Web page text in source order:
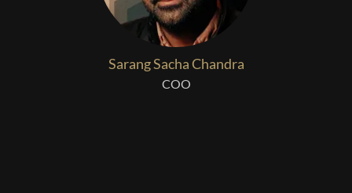
Sarang Sacha Chandra
COO